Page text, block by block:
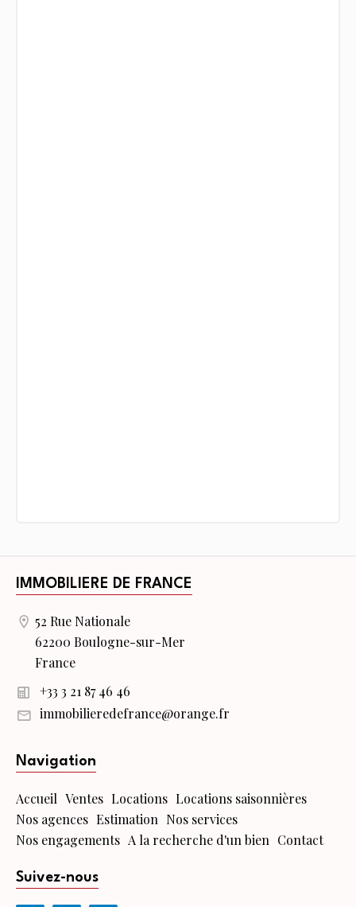
IMMOBILIERE DE FRANCE
52 Rue Nationale
62200 Boulogne-sur-Mer
France
+33 3 21 87 46 46
immobilieredefrance@orange.fr
Navigation
Accueil Ventes Locations Locations saisonnières
Nos agences Estimation Nos services
Nos engagements A la recherche d'un bien Contact
Suivez-nous